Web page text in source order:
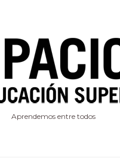
Aprendemos entre todos